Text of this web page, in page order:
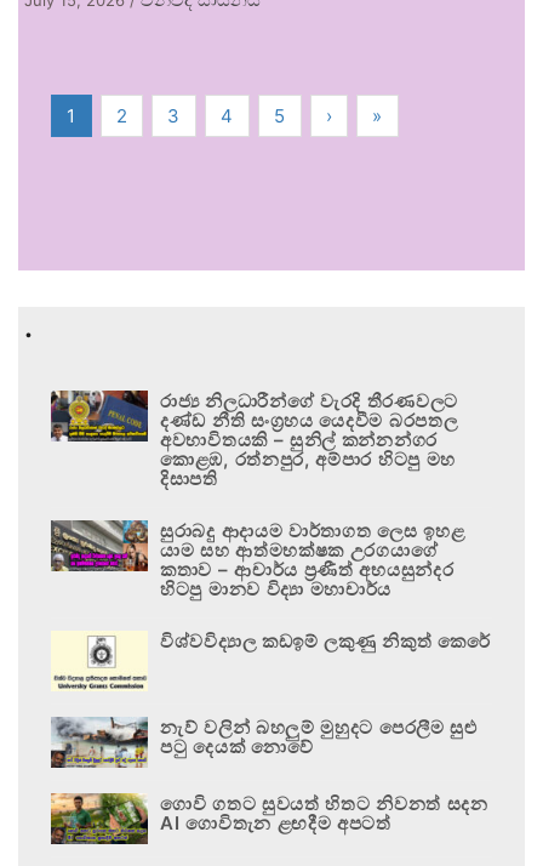
1 2 3 4 5 › »
.
රාජ්‍ය නිලධාරීන්ගේ වැරදි තීරණවලට
දණ්ඩ නීති සංග්‍රහය යෙදවීම බරපතල
අවභාවිතයකි – සුනිල් කන්නන්ගර
කොළඹ, රත්නපුර, අම්පාර හිටපු මහ
දිසාපති
සුරාබදු ආදායම වාර්තාගත ලෙස ඉහළ
යාම සහ ආත්මභක්ෂක උරගයාගේ
කතාව – ආචාර්ය ප්‍රණීත් අභයසුන්දර
හිටපු මානව විද්‍යා මහාචාර්ය
විශ්වවිද්‍යාල කඩඉම් ලකුණු නිකුත් කෙරේ
නැව් වලින් බහලුම් මුහුදට පෙරලීම සුළු
පටු දෙයක් නොවේ
ගොවි ගතට සුවයත් හිතට නිවනත් සදන
AI ගොවිතැන ළඟදීම අපටත්